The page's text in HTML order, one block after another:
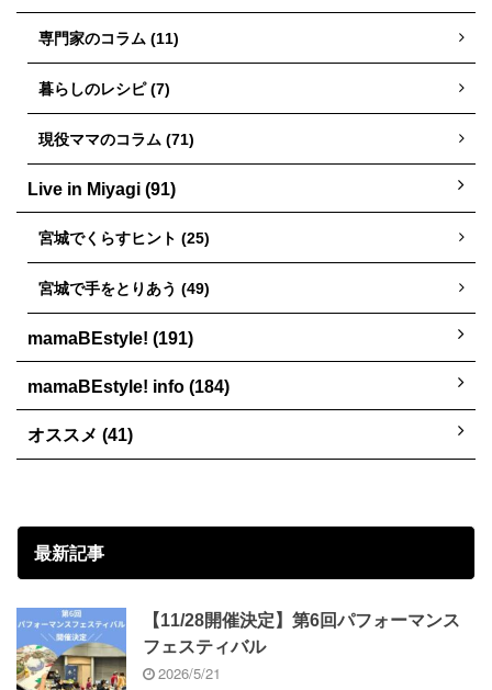
専門家のコラム (11)
暮らしのレシピ (7)
現役ママのコラム (71)
Live in Miyagi (91)
宮城でくらすヒント (25)
宮城で手をとりあう (49)
mamaBEstyle! (191)
mamaBEstyle! info (184)
オススメ (41)
最新記事
【11/28開催決定】第6回パフォーマンス
フェスティバル
2026/5/21